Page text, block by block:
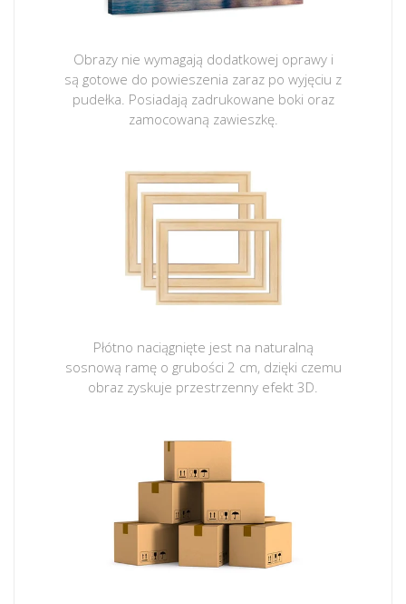
Obrazy nie wymagają dodatkowej oprawy i
są gotowe do powieszenia zaraz po wyjęciu z
pudełka. Posiadają zadrukowane boki oraz
zamocowaną zawieszkę.
Płótno naciągnięte jest na naturalną
sosnową ramę o grubości 2 cm, dzięki czemu
obraz zyskuje przestrzenny efekt 3D.